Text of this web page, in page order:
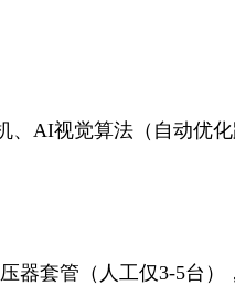
AI视觉算法（自动优
器套管（人工仅3-5台）